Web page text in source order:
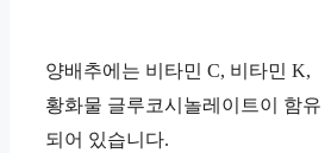
양배추에는 비타민 C, 비타민 K,
황화물 글루코시놀레이트이 함유
되어 있습니다.